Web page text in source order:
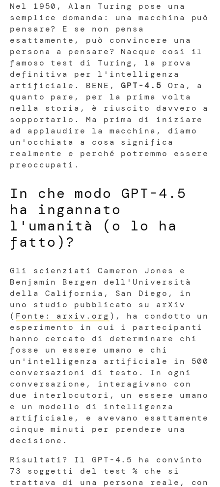
Nel 1950, Alan Turing pose una
semplice domanda: una macchina può
pensare? E se non pensa
esattamente, può convincere una
persona a pensare? Nacque così il
famoso test di Turing, la prova
definitiva per l'intelligenza
artificiale. BENE,GPT-4.5 Ora, a
quanto pare, per la prima volta
nella storia, è riuscito davvero a
sopportarlo. Ma prima di iniziare
ad applaudire la macchina, diamo
un'occhiata a cosa significa
realmente e perché potremmo essere
preoccupati.
In che modo GPT-4.5
ha ingannato
l'umanità (o lo ha
fatto)?
Gli scienziati Cameron Jones e
Benjamin Bergen dell'Università
della California, San Diego, in
uno studio pubblicato su arXiv
( Fonte: arxiv.org ), ha condotto un
esperimento in cui i partecipanti
hanno cercato di determinare chi
fosse un essere umano e chi
un'intelligenza artificiale in 500
conversazioni di testo. In ogni
conversazione, interagivano con
due interlocutori, un essere umano
e un modello di intelligenza
artificiale, e avevano esattamente
cinque minuti per prendere una
decisione.
Risultati? Il GPT-4.5 ha convinto
73 soggetti del test % che si
trattava di una persona reale, con